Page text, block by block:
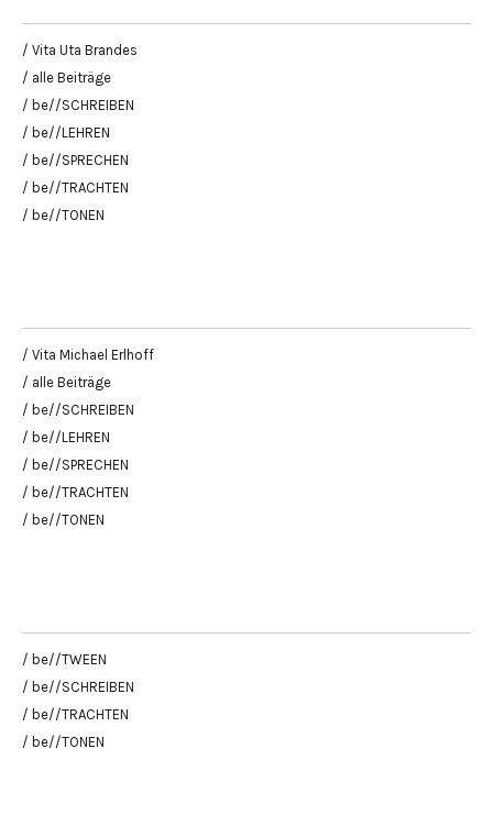
/ Vita Uta Brandes
/ alle Beiträge
/ be//SCHREIBEN
/ be//LEHREN
/ be//SPRECHEN
/ be//TRACHTEN
/ be//TONEN
/ Vita Michael Erlhoff
/ alle Beiträge
/ be//SCHREIBEN
/ be//LEHREN
/ be//SPRECHEN
/ be//TRACHTEN
/ be//TONEN
/ be//TWEEN
/ be//SCHREIBEN
/ be//TRACHTEN
/ be//TONEN